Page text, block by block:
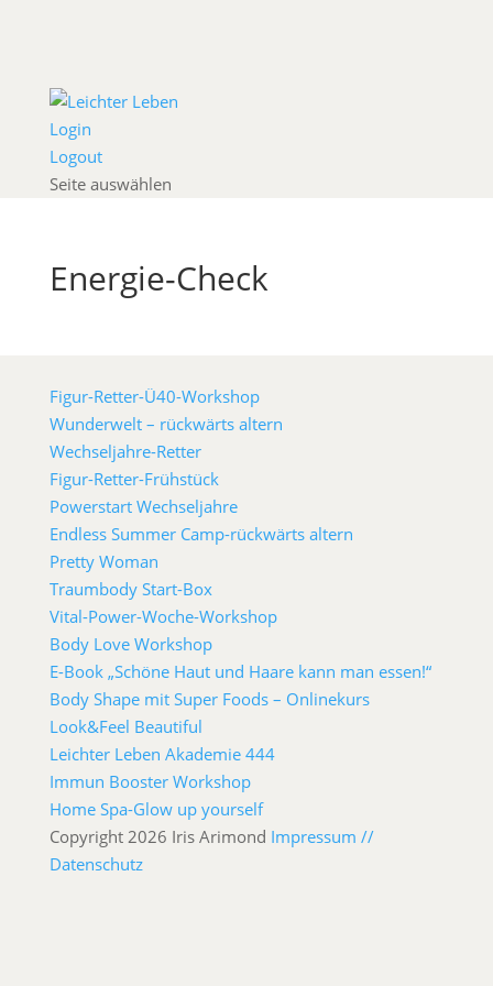
Login
Logout
Seite auswählen
Energie-Check
Figur-Retter-Ü40-Workshop
Wunderwelt – rückwärts altern
Wechseljahre-Retter
Figur-Retter-Frühstück
Powerstart Wechseljahre
Endless Summer Camp-rückwärts altern
Pretty Woman
Traumbody Start-Box
Vital-Power-Woche-Workshop
Body Love Workshop
E-Book „Schöne Haut und Haare kann man essen!“
Body Shape mit Super Foods – Onlinekurs
Look&Feel Beautiful
Leichter Leben Akademie 444
Immun Booster Workshop
Home Spa-Glow up yourself
Copyright 2026 Iris Arimond Impressum //
Datenschutz